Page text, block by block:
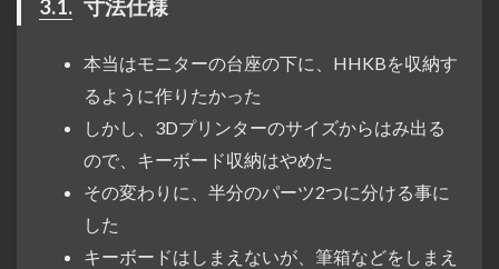
3.1. 寸法仕様
本当はモニターの台座の下に、HHKBを収納す
るように作りたかった
しかし、3Dプリンターのサイズからはみ出る
ので、キーボード収納はやめた
その変わりに、半分のパーツ2つに分ける事に
した
キーボードはしまえないが、筆箱などをしまえ